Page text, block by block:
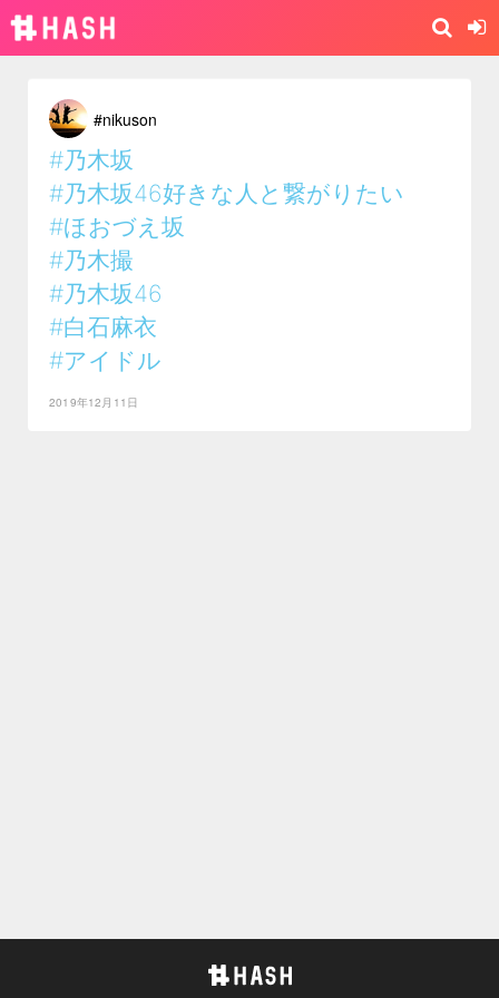
#nikuson
#乃木坂
#乃木坂46好きな人と繋がりたい
#ほおづえ坂
#乃木撮
#乃木坂46
#白石麻衣
#アイドル
2019年12月11日